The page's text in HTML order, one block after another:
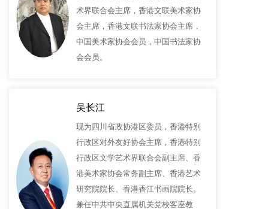
术界联合会主席，香港文联美术家协
会主席，香港文联书法家协会主席，
中国美术家协会会员，中国书法家协
会会员。
吴长江
现为四川省政协港区委员，香港特别
行政区对外友好协会主席，香港特别
行政区文学艺术界联合会副主席、香
港美术家协会常务副主席、香港艺术
研究院院长、香港香江书画院院长。
兼任中共中央直属机关党校客座教